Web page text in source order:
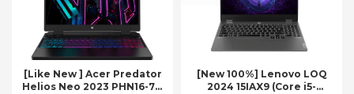
[Like New ] Acer Predator
Helios Neo 2023 PHN16-71-
[New 100%] Lenovo LOQ
2024 15IAX9 (Core i5-